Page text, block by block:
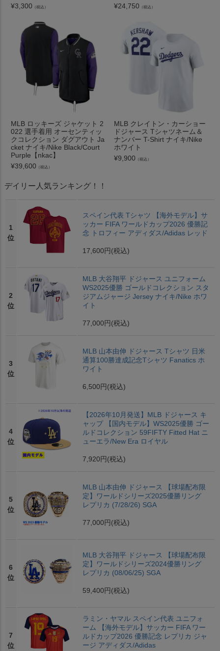
¥3,300 （税込）
¥24,750 （税込）
MLB ロッキーズ ジャケット 2
022 選手着用 オーセンティッ
クコレクション ダグアウト Ja
cket ナイキ/Nike Black/Court
Purple【nkac】
¥39,600 （税込）
MLB クレイトン・カーショー
ドジャース Tシャツネーム＆
ナンバー T-Shirt ナイキ/Nike
ホワイト
¥9,900 （税込）
デイリー人気ランキング！！
1
位
スペイン代表 Tシャツ 【海外モデル】サ
ッカー FIFA ワールドカップ2026 優勝記
念 トロフィー アディダス/Adidas レッド
17,600円 (税込)
2
位
MLB 大谷翔平 ドジャース ユニフォーム
WS2025優勝 ゴールドコレクション スタ
ジアムジャージ Jersey ナイキ/Nike ホワ
イト
77,000円 (税込)
3
位
MLB 山本由伸 ドジャース Tシャツ 日米
通算100勝達成記念Tシャツ Fanatics ホ
ワイト
6,500円 (税込)
4
位
【2026年10月発送】MLB ドジャース キ
ャップ 【国内モデル】WS2025優勝 ゴー
ルドコレクション 59FIFTY Fitted Hat ニ
ューエラ/New Era ロイヤル
7,920円 (税込)
5
位
MLB 山本由伸 ドジャース 【球場配布限
定】ワールドシリーズ2025優勝リング
レプリカ (7/28/26) SGA
77,000円 (税込)
6
位
MLB 大谷翔平 ドジャース 【球場配布限
定】ワールドシリーズ2024優勝リング
レプリカ (08/06/25) SGA
59,400円 (税込)
7
位
ラミン・ヤマル スペイン代表 ユニフォ
ーム 【海外モデル】サッカー FIFA ワー
ルドカップ2026 優勝記念 レプリカ ジャ
ージ アディダス/Adidas